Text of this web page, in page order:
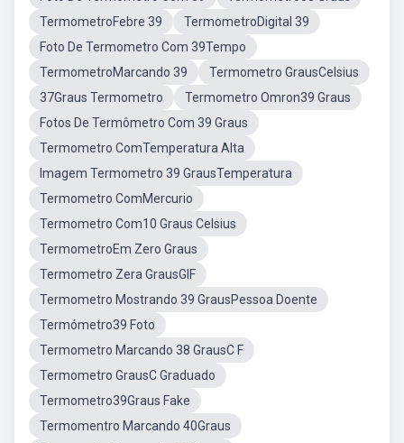
TermometroFebre 39
TermometroDigital 39
Foto De Termometro Com 39Tempo
TermometroMarcando 39
Termometro GrausCelsius
37Graus Termometro
Termometro Omron39 Graus
Fotos De Termômetro Com 39 Graus
Termometro ComTemperatura Alta
Imagem Termometro 39 GrausTemperatura
Termometro ComMercurio
Termometro Com10 Graus Celsius
TermometroEm Zero Graus
Termometro Zera GrausGIF
Termometro Mostrando 39 GrausPessoa Doente
Termómetro39 Foto
Termometro Marcando 38 GrausC F
Termometro GrausC Graduado
Termometro39Graus Fake
Termomentro Marcando 40Graus